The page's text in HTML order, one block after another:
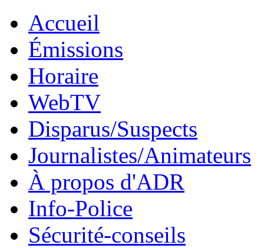
Accueil
Émissions
Horaire
WebTV
Disparus/Suspects
Journalistes/Animateurs
À propos d'ADR
Info-Police
Sécurité-conseils